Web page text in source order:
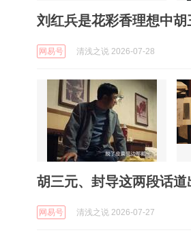
刘红兵是花彩香理想中
网易号 清浅之说 2026-07-28
胡三元、封导这两段话
网易号 清浅之说 2026-07-27